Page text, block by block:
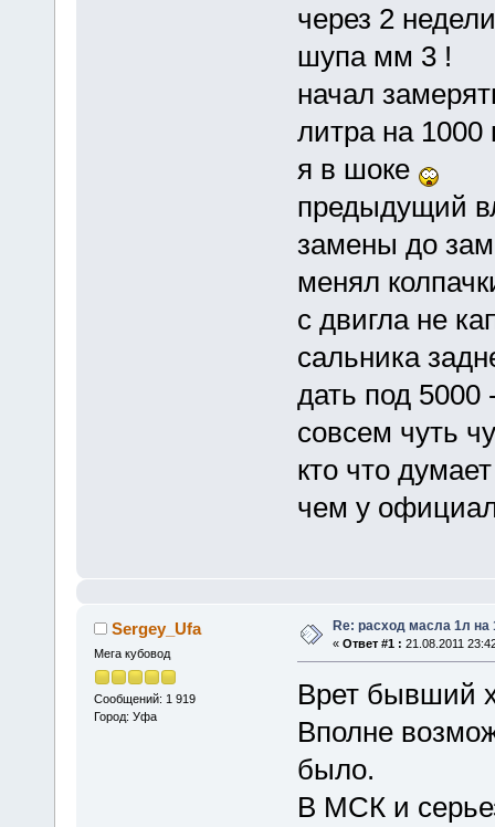
через 2
шупа мм 3 !
начал
литра на 1000
я в шоке
предыдущий
замены до
менял
с двигла не
сальника
дать под
совсем чуть
кто что
чем у
Sergey_Ufa
Мега кубовод
Сообщений: 1 919
Город: Уфа
Re: расход масла 1л на
« Ответ #1 : 21.08.2011
Врет бывший
Вполне
было.
В МСК и